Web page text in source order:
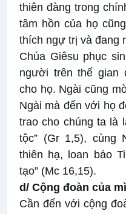
thiên đàng trong
tâm hồn của họ
thích ngự trị và đang
Chúa Giêsu phục
người trên thế gian
cho họ. Ngài cũng
Ngài mà đến với họ
trao cho chúng ta là
tộc” (Gr 1,5), cùng
thiên hạ, loan báo
tạo” (Mc 16,15).
d/ Cộng đoàn của
Cần đến với cộng